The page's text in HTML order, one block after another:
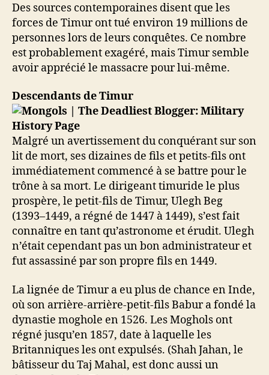
Des sources contemporaines disent que les
forces de Timur ont tué environ 19 millions de
personnes lors de leurs conquêtes. Ce nombre
est probablement exagéré, mais Timur semble
avoir apprécié le massacre pour lui-même.
Descendants de Timur
Malgré un avertissement du conquérant sur son
lit de mort, ses dizaines de fils et petits-fils ont
immédiatement commencé à se battre pour le
trône à sa mort. Le dirigeant timuride le plus
prospère, le petit-fils de Timur, Ulegh Beg
(1393–1449, a régné de 1447 à 1449), s’est fait
connaître en tant qu’astronome et érudit. Ulegh
n’était cependant pas un bon administrateur et
fut assassiné par son propre fils en 1449.
La lignée de Timur a eu plus de chance en Inde,
où son arrière-arrière-petit-fils Babur a fondé la
dynastie moghole en 1526. Les Moghols ont
régné jusqu’en 1857, date à laquelle les
Britanniques les ont expulsés. (Shah Jahan, le
bâtisseur du Taj Mahal, est donc aussi un